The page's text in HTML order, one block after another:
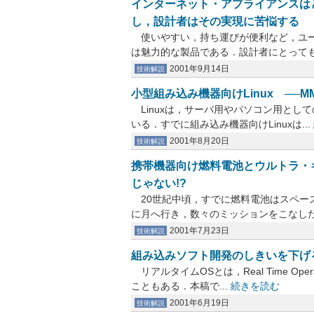
インターネット・アプライアンス
し，設計者はその実現に苦悩する
使いやすい，持ち運びが便利など，ユ
は魅力的な製品である．設計者にとって
技術解説 2001年9月14日
小型組み込み機器向けLinux
Linuxは，サーバ用やパソコン用とし
いる．すでに組み込み機器向けLinuxは...
技術解説 2001年8月20日
携帯機器向け燃料電池とウルトラ
じゃない!?
20世紀中頃，すでに燃料電池はスペー
に月へ行き，数々のミッションをこなし
技術解説 2001年7月23日
組み込みソフト開発のしきいを下
リアルタイムOSとは，Real Time
こともある．本稿で... 続きを読む
技術解説 2001年6月19日